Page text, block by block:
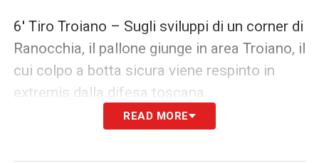
6′ Tiro Troiano – Sugli sviluppi di un corner di
Ranocchia, il pallone giunge in area Troiano, il
cui colpo a botta sicura viene respinto in
extremis dalla difesa toscana.
13′ Tacco Mosti – Elegante rifinitura del
READ MORE